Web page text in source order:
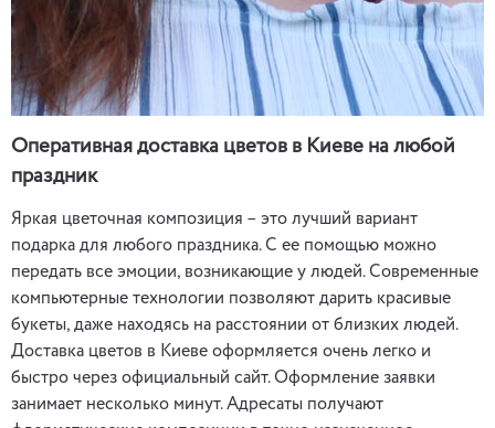
Оперативная доставка цветов в Киеве на любой
праздник
Яркая цветочная композиция – это лучший вариант
подарка для любого праздника. С ее помощью можно
передать все эмоции, возникающие у людей. Современные
компьютерные технологии позволяют дарить красивые
букеты, даже находясь на расстоянии от близких людей.
Доставка цветов в Киеве оформляется очень легко и
быстро через официальный сайт. Оформление заявки
занимает несколько минут. Адресаты получают